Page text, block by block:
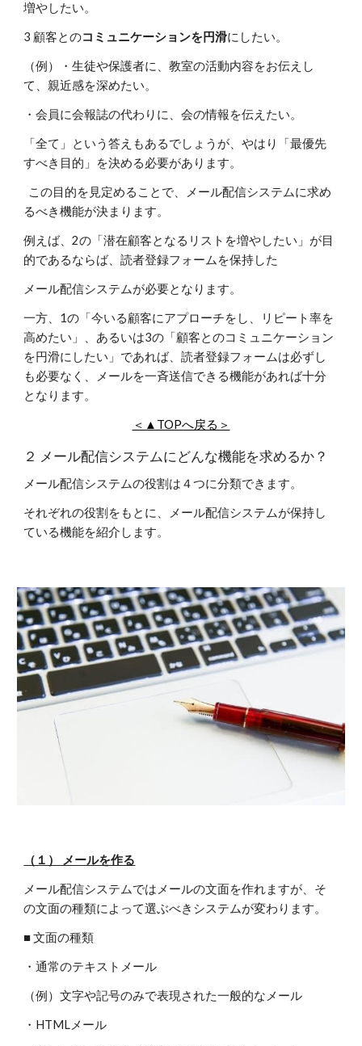
増やしたい。
3 顧客とのコミュニケーションを円滑にしたい。
（例）・生徒や保護者に、教室の活動内容をお伝えし
て、親近感を深めたい。
・会員に会報誌の代わりに、会の情報を伝えたい。
「全て」という答えもあるでしょうが、やはり「最優先
すべき目的」を決める必要があります。
この目的を見定めることで、メール配信システムに求め
るべき機能が決まります。
例えば、2の「潜在顧客となるリストを増やしたい」が目
的であるならば、読者登録フォームを保持した
メール配信システムが必要となります。
一方、1の「今いる顧客にアプローチをし、リピート率を
高めたい」、あるいは3の「顧客とのコミュニケーション
を円滑にしたい」であれば、読者登録フォームは必ずし
も必要なく、メールを一斉送信できる機能があれば十分
となります。
＜▲TOPへ戻る＞
２ メール配信システムにどんな機能を求めるか？
メール配信システムの役割は４つに分類できます。
それぞれの役割をもとに、メール配信システムが保持し
ている機能を紹介します。
（１） メールを作る
メール配信システムではメールの文面を作れますが、そ
の文面の種類によって選ぶべきシステムが変わります。
■ 文面の種類
・通常のテキストメール
（例）文字や記号のみで表現された一般的なメール
・HTMLメール